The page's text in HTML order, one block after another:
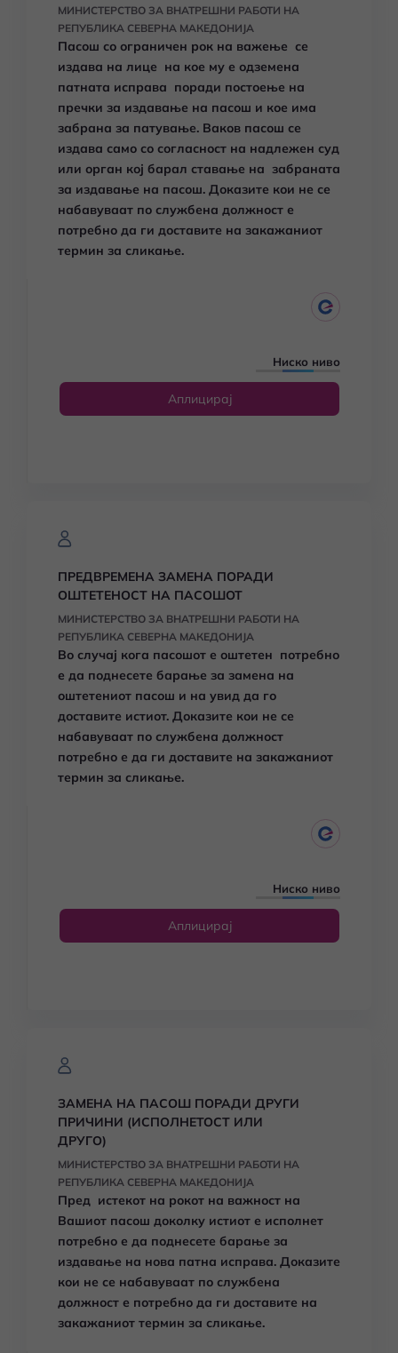
МИНИСТЕРСТВО ЗА ВНАТРЕШНИ РАБОТИ НА
РЕПУБЛИКА СЕВЕРНА МАКЕДОНИЈА
Пасош со ограничен рок на важење се
издава на лице на кое му е одземена
патната исправа поради постоење на
пречки за издавање на пасош и кое има
забрана за патување. Ваков пасош се
издава само со согласност на надлежен суд
или орган кој барал ставање на забраната
за издавање на пасош. Доказите кои не се
набавуваат по службена должност е
потребно да ги доставите на закажаниот
термин за сликање.
Ниско ниво
Аплицирај
ПРЕДВРЕМЕНА ЗАМЕНА ПОРАДИ
ОШТЕТЕНОСТ НА ПАСОШОТ
МИНИСТЕРСТВО ЗА ВНАТРЕШНИ РАБОТИ НА
РЕПУБЛИКА СЕВЕРНА МАКЕДОНИЈА
Во случај кога пасошот е оштетен потребно
е да поднесете барање за замена на
оштетениот пасош и на увид да го
доставите истиот. Доказите кои не се
набавуваат по службена должност
потребно е да ги доставите на закажаниот
термин за сликање.
Ниско ниво
Аплицирај
ЗАМЕНА НА ПАСОШ ПОРАДИ ДРУГИ
ПРИЧИНИ (ИСПОЛНЕТОСТ ИЛИ
ДРУГО)
МИНИСТЕРСТВО ЗА ВНАТРЕШНИ РАБОТИ НА
РЕПУБЛИКА СЕВЕРНА МАКЕДОНИЈА
Пред истекот на рокот на важност на
Вашиот пасош доколку истиот е исполнет
потребно е да поднесете барање за
издавање на нова патна исправа. Доказите
кои не се набавуваат по службена
должност е потребно да ги доставите на
закажаниот термин за сликање.